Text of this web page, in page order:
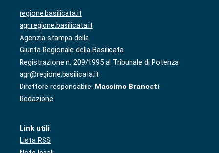
regione.basilicata.it
agr.regione.basilicata.it
Agenzia stampa della
Giunta Regionale della Basilicata
Registrazione n. 209/1995 al Tribunale di Potenza
agr@regione.basilicata.it
Direttore responsabile: Massimo Brancati
Redazione
Link utili
Lista RSS